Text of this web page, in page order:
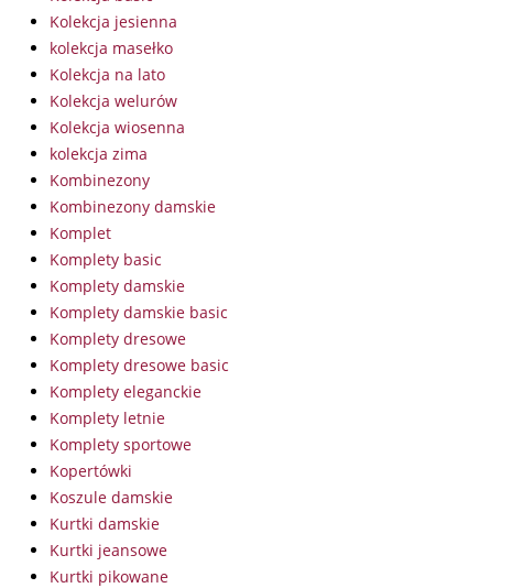
Kolekcja jesienna
kolekcja masełko
Kolekcja na lato
Kolekcja welurów
Kolekcja wiosenna
kolekcja zima
Kombinezony
Kombinezony damskie
Komplet
Komplety basic
Komplety damskie
Komplety damskie basic
Komplety dresowe
Komplety dresowe basic
Komplety eleganckie
Komplety letnie
Komplety sportowe
Kopertówki
Koszule damskie
Kurtki damskie
Kurtki jeansowe
Kurtki pikowane